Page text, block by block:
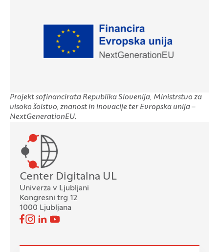
Projekt sofinancirata Republika Slovenija, Ministrstvo za
visoko šolstvo, znanost in inovacije ter Evropska unija –
NextGenerationEU.
Center Digitalna UL
Univerza v Ljubljani
Kongresni trg 12
1000 Ljubljana
Spremljajte nas
Pojdi na našo Facebook stran
Pojdi na našo Instagram stran
Pojdi na Linkedin stran
Pojdi na YouTube stran